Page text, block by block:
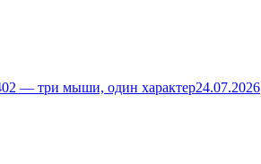
— три мыши, один характер24.07.2026